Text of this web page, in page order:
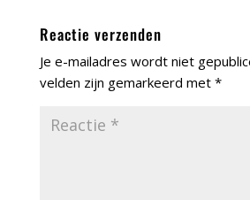
Reactie verzenden
Je e-mailadres wordt niet
velden zijn gemarkeerd met *